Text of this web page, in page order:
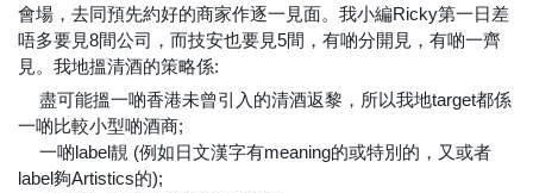
會場，去同預先約好的商家作逐一見面。我小編Ricky第一日差
唔多要見8間公司，而技安也要見5間，有啲分開見，有啲一齊
見。我地搵清酒的策略係:
盡可能搵一啲香港未曾引入的清酒返黎，所以我地target都係
一啲比較小型啲酒商;
一啲label靚 (例如日文漢字有meaning的或特別的，又或者
label夠Artistics的);